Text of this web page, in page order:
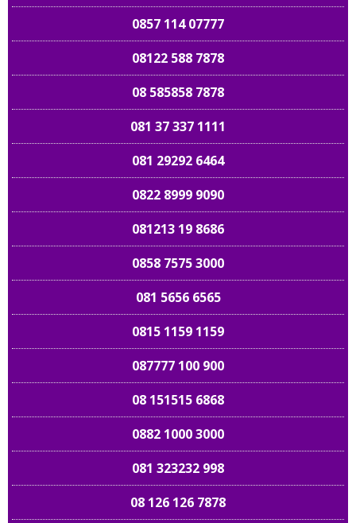
0857 114 07777
08122 588 7878
08 585858 7878
081 37 337 1111
081 29292 6464
0822 8999 9090
081213 19 8686
0858 7575 3000
081 5656 6565
0815 1159 1159
087777 100 900
08 151515 6868
0882 1000 3000
081 323232 998
08 126 126 7878